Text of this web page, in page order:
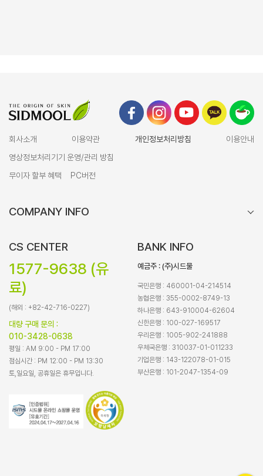
회사소개 이용약관 개인정보처리방침
이용안내
영상정보처리기기 운영/관리 방침
무이자 할부 혜택
PC버전
COMPANY INFO
CS CENTER
1577-9638 (유
료)
(해외 : +82-42-716-0227)
대량 구매 문의 :
010-3428-0638
평일 : AM 9:00 - PM 17:00
점심시간 : PM 12:00 - PM 13:30
토,일요일, 공휴일은 휴무입니다.
BANK INFO
예금주 : (주)시드물
국민은행 : 460001-04-214514
농협은행 : 355-0002-8749-13
하나은행 : 643-910004-62604
신한은행 : 100-027-169517
우리은행 : 1005-902-241888
우체국은행 : 310037-01-011233
기업은행 : 143-122078-01-015
부산은행 : 101-2047-1354-09